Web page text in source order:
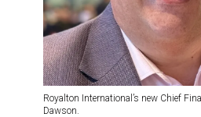
Royalton International’s new Chief
Dawson.